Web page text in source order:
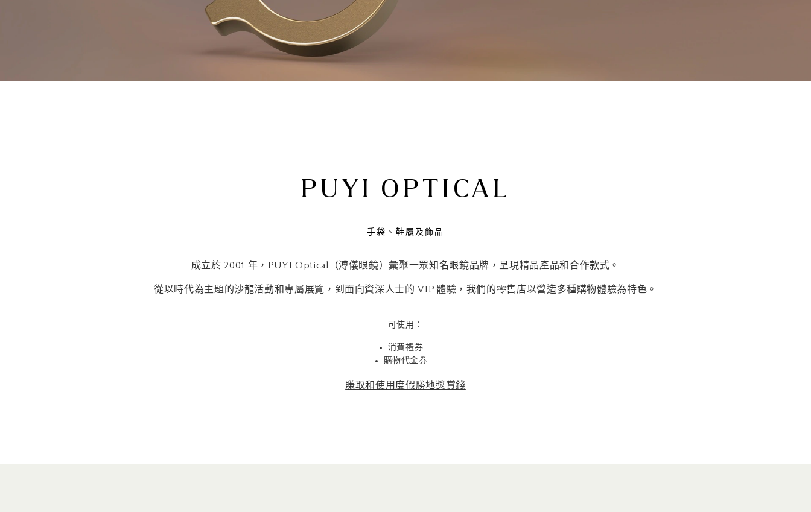
PUYI OPTICAL
手袋、鞋履及飾品
成立於 2001 年，PUYI Optical（溥儀眼鏡）彙聚一眾知名眼鏡品牌，呈現精品產品和合作款式。
從以時代為主題的沙龍活動和專屬展覽，到面向資深人士的 VIP 體驗，我們的零售店以營造多種購物體驗為特色。
可使用：
消費禮券
購物代金券
賺取和使用度假勝地獎賞錢